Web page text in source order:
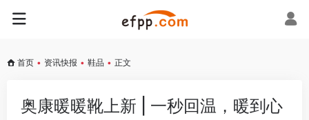
首页 • 资讯快报 • 鞋品 • 正文
奥康暖暖靴上新 | 一秒回温，暖到心